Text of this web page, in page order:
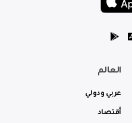
العالم
عربي ودولي
أقتصاد